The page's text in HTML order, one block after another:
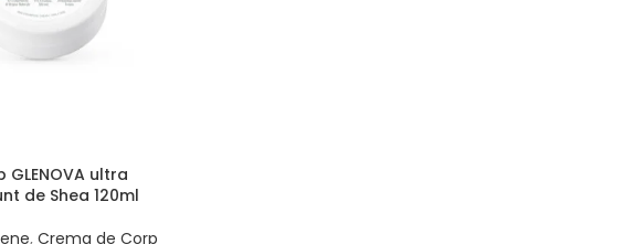
ultra
de Shea 120ml
, Crema de Corp